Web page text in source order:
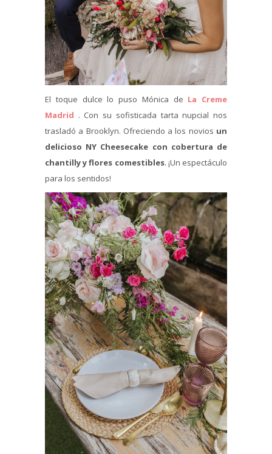
El toque dulce lo puso Mónica de La Creme
Madrid . Con su sofisticada tarta nupcial nos
trasladó a Brooklyn. Ofreciendo a los novios un
delicioso NY Cheesecake con cobertura de
chantilly y flores comestibles. ¡Un espectáculo
para los sentidos!